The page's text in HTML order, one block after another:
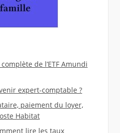
de l’ETF Amundi
expert-comptable ?
paiement du loyer,
Habitat
lire les taux